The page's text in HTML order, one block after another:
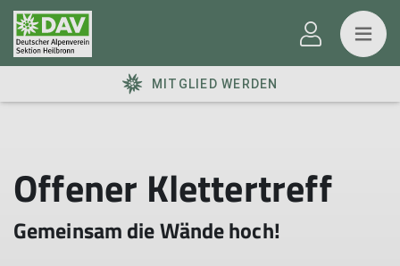
MITGLIED WERDEN
Offener Klettertreff
Gemeinsam die Wände hoch!